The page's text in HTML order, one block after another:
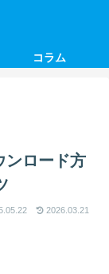
コラム
ンロード方
2026.03.21